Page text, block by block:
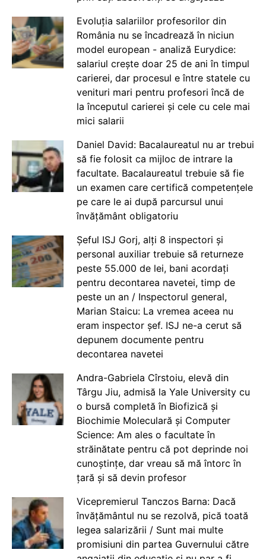
Evoluția salariilor profesorilor din
România nu se încadrează în niciun
model european - analiză Eurydice:
salariul crește doar 25 de ani în timpul
carierei, dar procesul e între statele cu
venituri mari pentru profesori încă de
la începutul carierei și cele cu cele mai
mici salarii
Daniel David: Bacalaureatul nu ar trebui
să fie folosit ca mijloc de intrare la
facultate. Bacalaureatul trebuie să fie
un examen care certifică competențele
pe care le ai după parcursul unui
învățământ obligatoriu
Șeful ISJ Gorj, alți 8 inspectori și
personal auxiliar trebuie să returneze
peste 55.000 de lei, bani acordați
pentru decontarea navetei, timp de
peste un an / Inspectorul general,
Marian Staicu: La vremea aceea nu
eram inspector șef. ISJ ne-a cerut să
depunem documente pentru
decontarea navetei
Andra-Gabriela Cîrstoiu, elevă din
Târgu Jiu, admisă la Yale University cu
o bursă completă în Biofizică și
Biochimie Moleculară și Computer
Science: Am ales o facultate în
străinătate pentru că pot deprinde noi
cunoștințe, dar vreau să mă întorc în
țară și să devin profesor
Vicepremierul Tanczos Barna: Dacă
învățământul nu se rezolvă, pică toată
legea salarizării / Sunt mai multe
promisiuni din partea Guvernului către